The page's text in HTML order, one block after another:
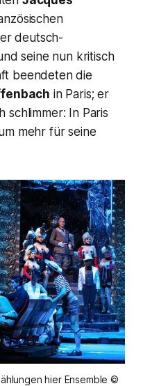
deutsch-
seine nun kritisch
beendeten die
in Paris; er
schlimmer: In Paris
mehr für seine
hier Ensemble ©